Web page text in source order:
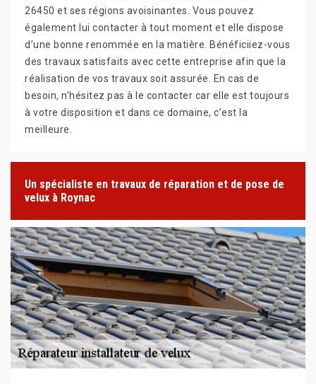
26450 et ses régions avoisinantes. Vous pouvez
également lui contacter à tout moment et elle dispose
d’une bonne renommée en la matière. Bénéficiiez-vous
des travaux satisfaits avec cette entreprise afin que la
réalisation de vos travaux soit assurée. En cas de
besoin, n’hésitez pas à le contacter car elle est toujours
à votre disposition et dans ce domaine, c’est la
meilleure.
Un spécialiste en travaux de réparation et de pose de
velux à Roynac